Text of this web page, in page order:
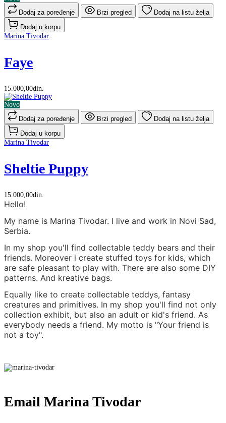
Dodaj za poređenje
Brzi pregled
Dodaj na listu želja
Dodaj u korpu
Marina Tivodar
Faye
15.000,00din.
Novo
Dodaj za poređenje
Brzi pregled
Dodaj na listu želja
Dodaj u korpu
Marina Tivodar
Sheltie Puppy
15.000,00din.
Hello!
My name is Marina Tivodar. I live and work in Novi Sad,
Serbia.
In my shop you'll find collectable teddy bears and their
friends. Moreover i create stuffed toys for kids, which
are safe pleasant to play with. There are also some DIY
patterns. And kreative bags.
Equally like to create collectable teddys, fantasy
creatures and primitives. In my shop you'll find not only
collection exhibit, but also an adult or kid's friend. As
everybody needs a friend. My motto is "Your friend is
not a toy".
Email Marina Tivodar